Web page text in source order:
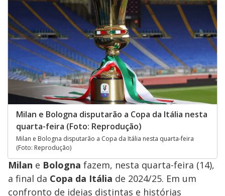
Milan e Bologna disputarão a Copa da Itália nesta
quarta-feira (Foto: Reprodução)
Milan e Bologna disputarão a Copa da Itália nesta quarta-feira
(Foto: Reprodução)
Milan e Bologna fazem, nesta quarta-feira (14),
a final da Copa da Itália de 2024/25. Em um
confronto de ideias distintas e histórias